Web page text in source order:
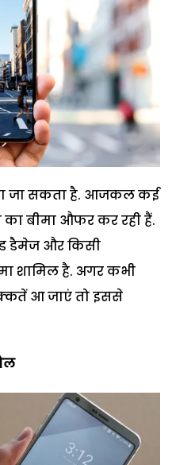
जा सकता है. आजकल कई
का बीमा औफर कर रही हैं.
डैमेज और किसी
शामिल है. अगर कभी
आ जाएं तो इससे